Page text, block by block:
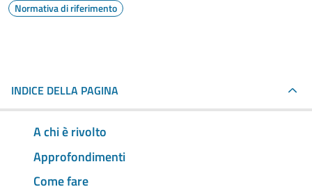
Normativa di riferimento
INDICE DELLA PAGINA
A chi è rivolto
Approfondimenti
Come fare